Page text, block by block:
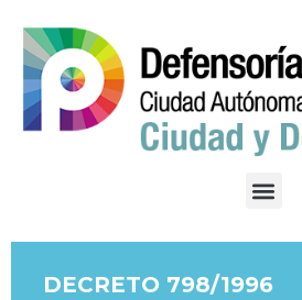
DECRETO 798/1996